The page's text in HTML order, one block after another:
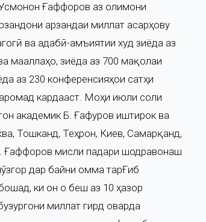
Ғаффоров аз олимони
арзандаи миллат асарҳову
ва адабӣ-ҷамъиятии худ зиёда аз
маҷаллаҳо, зиёда аз 700 мақолаи
аз 230 конференсияҳои сатҳи
кардааст. Моҳи июли соли
академик Б. Ғафуров иштирок ва
Тошканд, Теҳрон, Киев, Самарқанд,
Ғаффоров мисли падари шодравонаш
дар байни омма тарҒиб
ки он ҷо беш аз 10 ҳазор
миллат гирд оварда